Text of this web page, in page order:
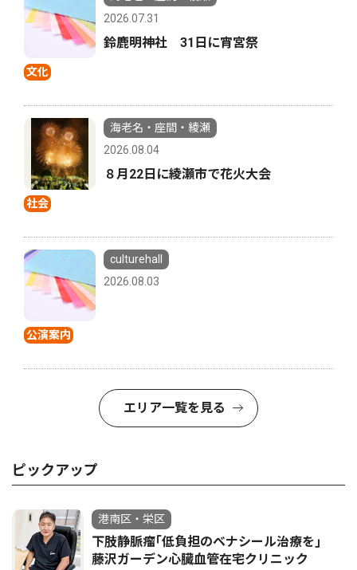
文化
2026.07.31
鈴鹿明神社 31日に宵宮祭
社会
海老名・座間・綾瀬
2026.08.04
８月22日に綾瀬市で花火大会
公演案内
culturehall
2026.08.03
エリア一覧を見る
ピックアップ
港南区・栄区
下肢静脈瘤｢低負担のベナシール治療を｣
藤沢ガーデン心臓血管在宅クリニック